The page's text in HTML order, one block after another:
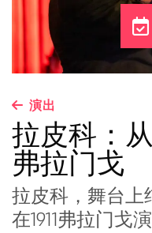
演出
拉皮科：
弗拉门戈
拉皮科，舞台上
在1911弗拉门戈